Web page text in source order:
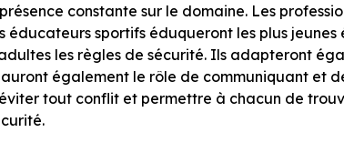
constante sur le domaine. Les
éducateurs sportifs éduqueront les plus
les règles de sécurité. Ils adapteront
également le rôle de communiquant et
tout conflit et permettre à chacun de